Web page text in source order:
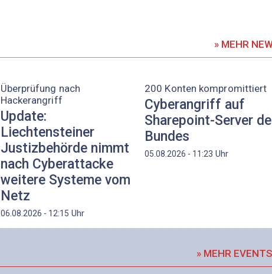
» MEHR
Überprüfung nach
Hackerangriff
Update:
Liechtensteiner
Justizbehörde nimmt
nach Cyberattacke
weitere Systeme vom
Netz
06.08.2026 - 12:15 Uhr
200 Konten kompromittiert
Cyberangriff auf
Sharepoint-Server
Bundes
05.08.2026 - 11:23 Uhr
» MEHR EVENTS